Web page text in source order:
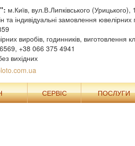
м.Київ, вул.В.Липківського (Урицького), 1
та індивідуальні замовлення ювелірних
виробів, годинників, виготовлення
+38 066 375 4941
вихідних
СЕРВІС ПОСЛУГИ